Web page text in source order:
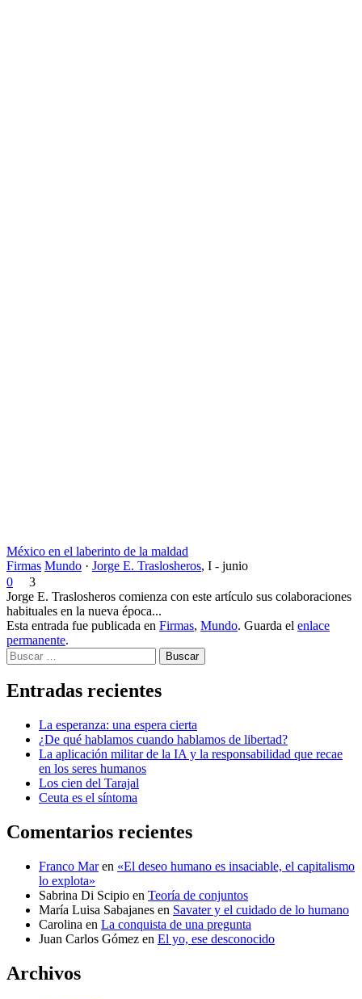
México en el laberinto de la maldad
Firmas Mundo · Jorge E. Traslosheros, I - junio
0
3
Jorge E. Traslosheros comienza con este artículo sus colaboraciones
habituales en la nueva época...
Esta entrada fue publicada en Firmas, Mundo. Guarda el enlace
permanente.
Buscar
Entradas recientes
La esperanza: una espera cierta
¿De qué hablamos cuando hablamos de libertad?
La aplicación militar de la IA y la responsabilidad que recae
en los seres humanos
Los cien del Tarajal
Ceuta es el síntoma
Comentarios recientes
Franco Maren «El deseo humano es insaciable, el capitalismo
lo explota»
Sabrina Di Scipio en Teoría de conjuntos
María Luisa Sabajanes en Savater y el cuidado de lo humano
Carolina en La conquista de una pregunta
Juan Carlos Gómez en El yo, ese desconocido
Archivos